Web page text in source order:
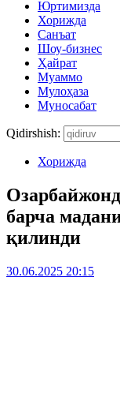
Юртимизда
Хорижда
Санъат
Шоу-бизнес
Ҳайрат
Муаммо
Мулоҳаза
Муносабат
Qidirshish:
Хорижда
барча
қилинди
30.06.2025 20:15